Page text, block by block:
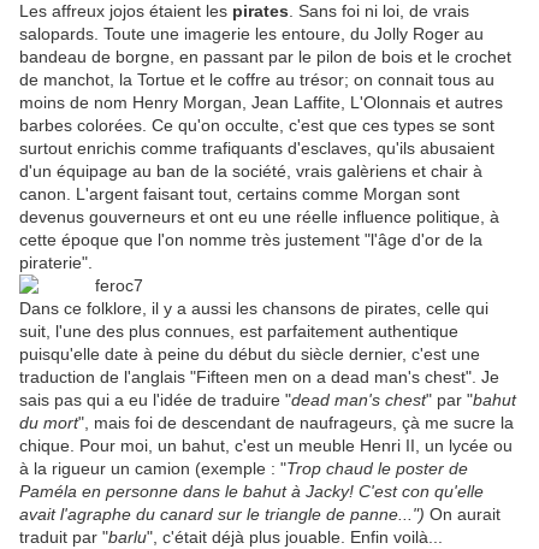
Les affreux jojos étaient les pirates . Sans foi ni loi, de vrais
salopards. Toute une imagerie les entoure, du Jolly Roger au
bandeau de borgne, en passant par le pilon de bois et le crochet
de manchot, la Tortue et le coffre au trésor; on connait tous au
moins de nom Henry Morgan, Jean Laffite, L'Olonnais et autres
barbes colorées. Ce qu'on occulte, c'est que ces types se sont
surtout enrichis comme trafiquants d'esclaves, qu'ils abusaient
d'un équipage au ban de la société, vrais galèriens et chair à
canon. L'argent faisant tout, certains comme Morgan sont
devenus gouverneurs et ont eu une réelle influence politique, à
cette époque que l'on nomme très justement "l'âge d'or de la
piraterie".
Dans ce folklore, il y a aussi les chansons de pirates, celle qui
suit, l'une des plus connues, est parfaitement authentique
puisqu'elle date à peine du début du siècle dernier, c'est une
traduction de l'anglais "Fifteen men on a dead man's chest". Je
sais pas qui a eu l'idée de traduire "dead man's chest" par "bahut
du mort", mais foi de descendant de naufrageurs, çà me sucre la
chique. Pour moi, un bahut, c'est un meuble Henri II, un lycée ou
à la rigueur un camion (exemple : "Trop chaud le poster de
Paméla en personne dans le bahut à Jacky! C'est con qu'elle
avait l'agraphe du canard sur le triangle de panne...") On aurait
traduit par "barlu", c'était déjà plus jouable. Enfin voilà...